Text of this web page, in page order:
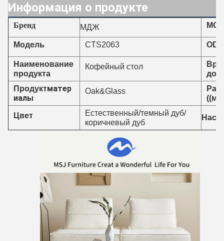
Информация о продукте
Бренд МДЖ МОК
Модель CTS2063
Наименование
продукта
Кофейный стол
Продуктматер
иалы
Oak&Glass
Цвет
Естественный/темный дуб/
коричневый дуб